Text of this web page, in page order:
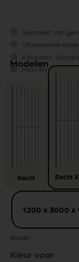
Gemaakt van
Uitstekende
Kleurvast,
Mooi en duurzaam
Modellen
Recht Recht
1200 x 3000 x
Wissen
Kleur voor